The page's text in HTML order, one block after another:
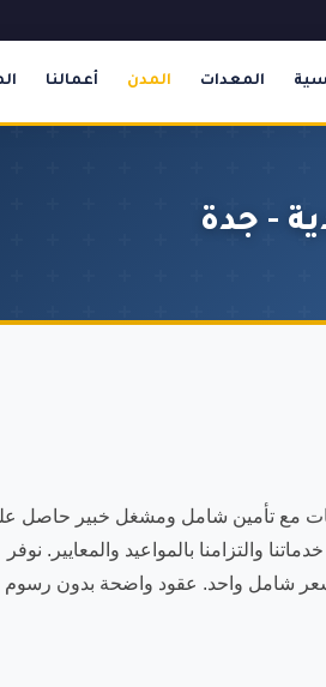
المعدات المدن أعمالنا
- جدة
مع تأمين شامل ومشغل خبير حاصل
جودة خدماتنا والتزامنا بالمواعيد والمعايير. نوفر
سعر شامل واحد. عقود واضحة بدون رسوم